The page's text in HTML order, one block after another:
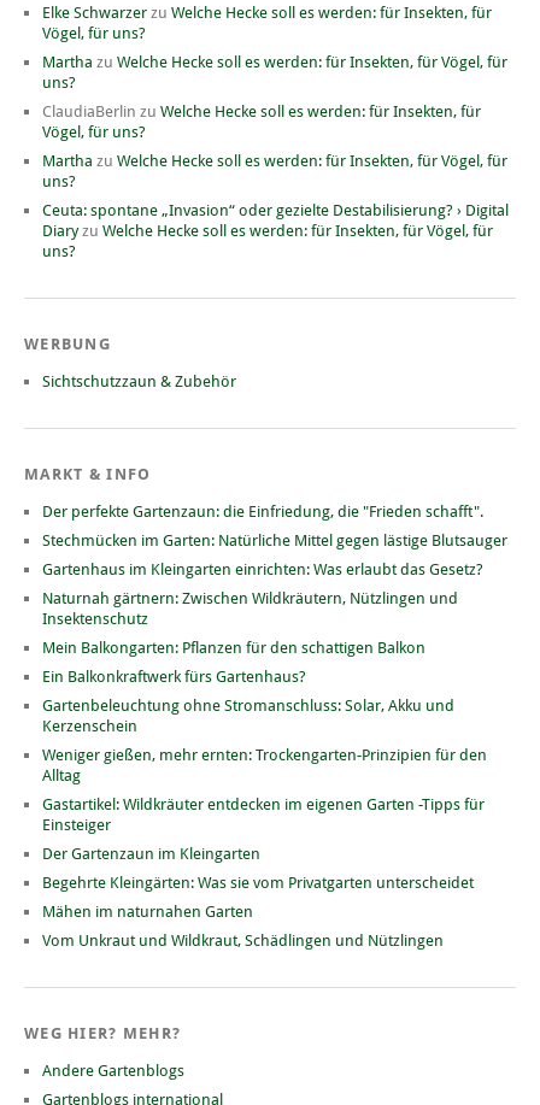
Elke Schwarzer zu Welche Hecke soll es werden: für Insekten, für
Vögel, für uns?
Martha zu Welche Hecke soll es werden: für Insekten, für Vögel, für
uns?
ClaudiaBerlin zu Welche Hecke soll es werden: für Insekten, für
Vögel, für uns?
Martha zu Welche Hecke soll es werden: für Insekten, für Vögel, für
uns?
Ceuta: spontane „Invasion“ oder gezielte Destabilisierung? › Digital
Diaryzu Welche Hecke soll es werden: für Insekten, für Vögel, für
uns?
WERBUNG
Sichtschutzzaun & Zubehör
MARKT & INFO
Der perfekte Gartenzaun: die Einfriedung, die "Frieden schafft".
Stechmücken im Garten: Natürliche Mittel gegen lästige Blutsauger
Gartenhaus im Kleingarten einrichten: Was erlaubt das Gesetz?
Naturnah gärtnern: Zwischen Wildkräutern, Nützlingen und
Insektenschutz
Mein Balkongarten: Pflanzen für den schattigen Balkon
Ein Balkonkraftwerk fürs Gartenhaus?
Gartenbeleuchtung ohne Stromanschluss: Solar, Akku und
Kerzenschein
Weniger gießen, mehr ernten: Trockengarten-Prinzipien für den
Alltag
Gastartikel: Wildkräuter entdecken im eigenen Garten -Tipps für
Einsteiger
Der Gartenzaun im Kleingarten
Begehrte Kleingärten: Was sie vom Privatgarten unterscheidet
Mähen im naturnahen Garten
Vom Unkraut und Wildkraut, Schädlingen und Nützlingen
WEG HIER? MEHR?
Andere Gartenblogs
Gartenblogs international